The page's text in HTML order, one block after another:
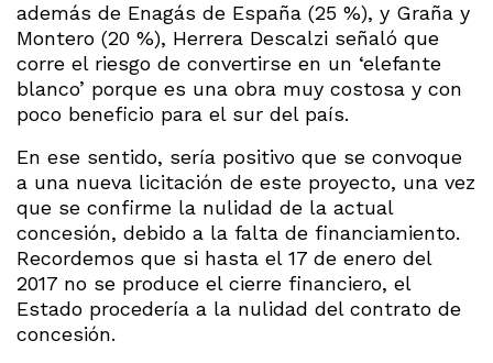
además de Enagás de España (25 %), y Graña y
Montero (20 %), Herrera Descalzi señaló que
corre el riesgo de convertirse en un ‘elefante
blanco’ porque es una obra muy costosa y con
poco beneficio para el sur del país.
En ese sentido, sería positivo que se convoque
a una nueva licitación de este proyecto, una vez
que se confirme la nulidad de la actual
concesión, debido a la falta de financiamiento.
Recordemos que si hasta el 17 de enero del
2017 no se produce el cierre financiero, el
Estado procedería a la nulidad del contrato de
concesión.